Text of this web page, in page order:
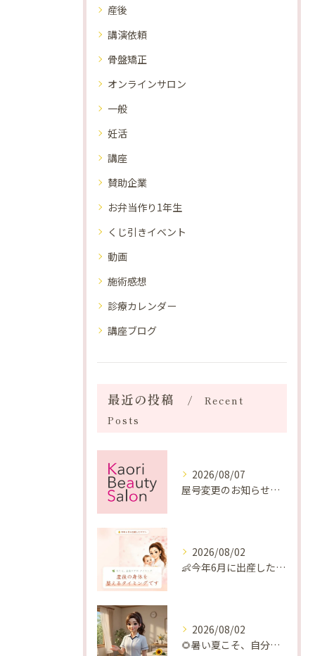
産後
講演依頼
骨盤矯正
オンラインサロン
一般
妊活
講座
賛助企業
お弁当作り1年生
くじ引きイベント
動画
施術感想
診療カレンダー
講座ブログ
最近の投稿
Recent
Posts
2026/08/07
屋号変更のお知らせと「SAKUYA Harmonies」に込めた想い
2026/08/02
👶今年6月に出産したママへ♡
2026/08/02
🌻暑い夏こそ、自分の身体を整える時間を♡